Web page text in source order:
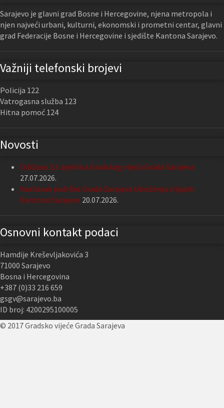
Sarajevo je glavni grad Bosne i Hercegovine, njena metropola i
njen najveći urbani, kulturni, ekonomski i prometni centar, glavni
grad Federacije Bosne i Hercegovine i sjedište Kantona Sarajevo.
Važniji telefonski brojevi
Policija 122
Vatrogasna služba 123
Hitna pomoć 124
Novosti
Održana 13. sjednica Gradskog vijeća Grada Sarajeva
27.07.2026.
Nastavak podrške Grada Sarajeva Udruženju slijepih
Kantona Sarajevo 20.07.2026.
Osnovni kontakt podaci
Hamdije Kreševljakovića 3
71000 Sarajevo
Bosna i Hercegovina
+387 (0)33 216 659
gsgv@sarajevo.ba
ID broj: 4200295100005
© 2017 Gradsko vijeće Grada Sarajeva